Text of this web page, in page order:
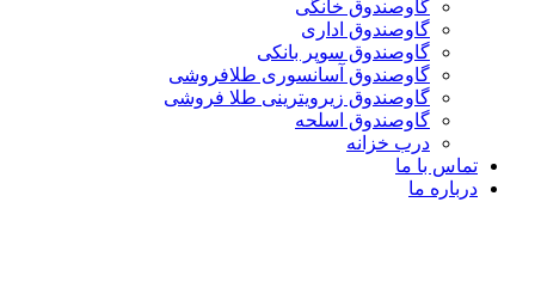
گاوصندوق خانگی
گاوصندوق اداری
گاوصندوق سوپر بانکی
گاوصندوق آسانسوری طلافروشی
گاوصندوق زیرویترینی طلا فروشی
گاوصندوق اسلحه
درب خزانه
تماس با ما
درباره ما